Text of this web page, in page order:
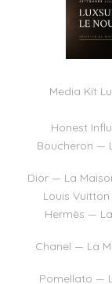
Media Kit
Honest
Boucheron —
Dior — La
Louis
Hermès —
Chanel — La
Pomellato —